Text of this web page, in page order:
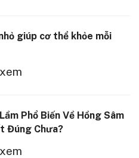
giúp cơ thể khỏe mỗi
Phổ Biến Về Hồng Sâm
Đúng Chưa?